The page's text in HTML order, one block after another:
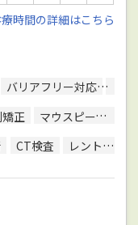
時間の詳細はこちら
バリアフリー対応
正
マウスピース型装置を用いた矯正
CT検査 レントゲン検査